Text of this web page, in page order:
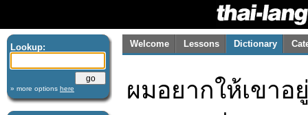
Lookup:
» more options here
Welcome Lessons Dictionary
ผมอยากให้เขาอ